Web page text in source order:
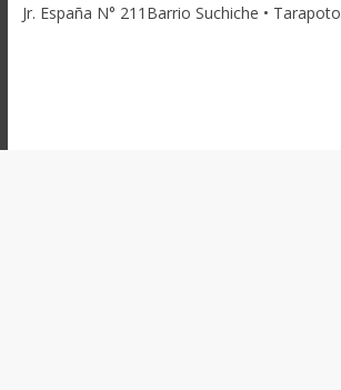
Jr. España N° 211Barrio Suchiche • Tarapoto